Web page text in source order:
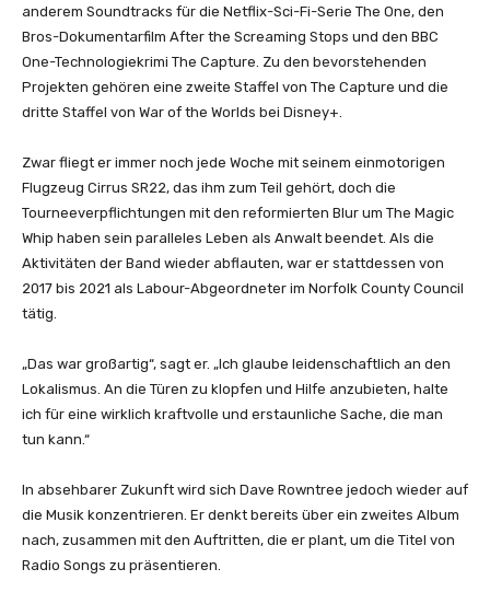
anderem Soundtracks für die Netflix-Sci-Fi-Serie The One, den
Bros-Dokumentarfilm After the Screaming Stops und den BBC
One-Technologiekrimi The Capture. Zu den bevorstehenden
Projekten gehören eine zweite Staffel von The Capture und die
dritte Staffel von War of the Worlds bei Disney+.
Zwar fliegt er immer noch jede Woche mit seinem einmotorigen
Flugzeug Cirrus SR22, das ihm zum Teil gehört, doch die
Tourneeverpflichtungen mit den reformierten Blur um The Magic
Whip haben sein paralleles Leben als Anwalt beendet. Als die
Aktivitäten der Band wieder abflauten, war er stattdessen von
2017 bis 2021 als Labour-Abgeordneter im Norfolk County Council
tätig.
„Das war großartig“, sagt er. „Ich glaube leidenschaftlich an den
Lokalismus. An die Türen zu klopfen und Hilfe anzubieten, halte
ich für eine wirklich kraftvolle und erstaunliche Sache, die man
tun kann.“
In absehbarer Zukunft wird sich Dave Rowntree jedoch wieder auf
die Musik konzentrieren. Er denkt bereits über ein zweites Album
nach, zusammen mit den Auftritten, die er plant, um die Titel von
Radio Songs zu präsentieren.